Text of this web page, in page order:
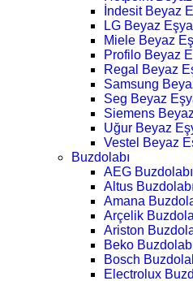
İndesit Beyaz
LG Beyaz
Miele Beyaz
Profilo Beyaz
Regal Beyaz
Samsung
Seg Beyaz
Siemens
Uğur Beyaz
Vestel Beyaz
Buzdolabı
AEG
Altus
Amana
Arçelik
Ariston
Beko
Bosch
Electrolux